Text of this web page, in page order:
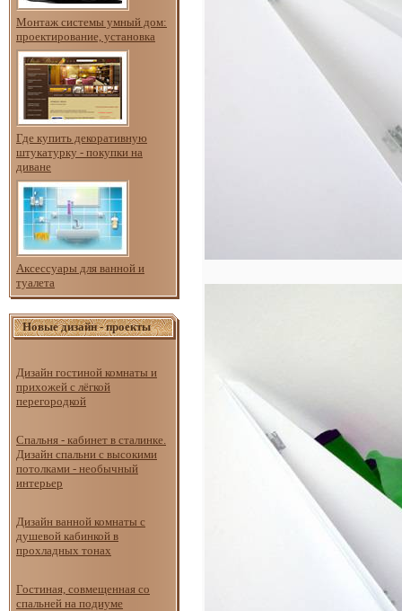
Монтаж системы умный дом:
проектирование, установка
Где купить декоративную
штукатурку - покупки на
диване
Аксессуары для ванной и
туалета
Новые дизайн - проекты
Дизайн гостиной комнаты и
прихожей с лёгкой
перегородкой
Спальня - кабинет в сталинке.
Дизайн спальни с высокими
потолками - необычный
интерьер
Дизайн ванной комнаты с
душевой кабинкой в
прохладных тонах
Гостиная, совмещенная со
спальней на подиуме